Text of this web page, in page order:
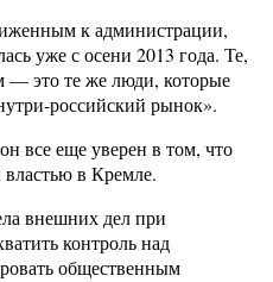
к администрации,
уже с осени 2013 года. Те,
— это те же люди, которые
российский рынок».
все еще уверен в том, что
властью в Кремле.
внешних дел при
контроль над
общественным